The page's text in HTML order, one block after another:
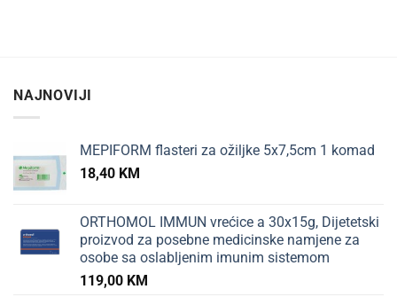
NAJNOVIJI
MEPIFORM flasteri za ožiljke 5x7,5cm 1 komad
18,40 KM
ORTHOMOL IMMUN vrećice a 30x15g, Dijetetski
proizvod za posebne medicinske namjene za
osobe sa oslabljenim imunim sistemom
119,00 KM